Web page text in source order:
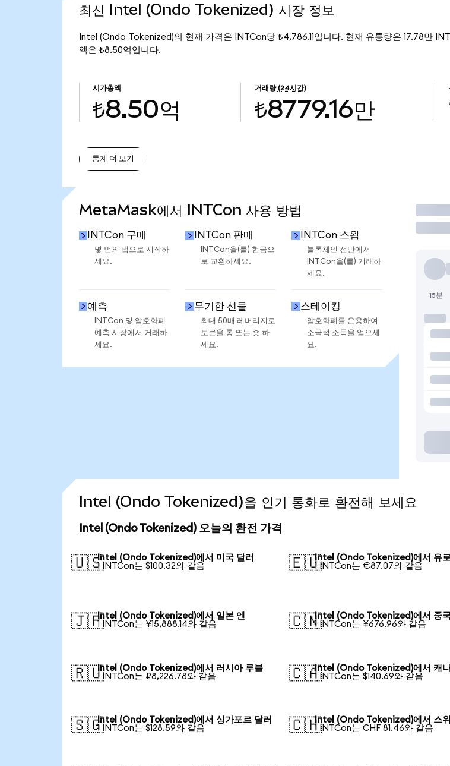
최신 Intel (Ondo Tokenized) 시장 정보
Intel (Ondo Tokenized)의 현재 가격은 INTCon당 ₺4,786.11입니다. 현재 유통량은 17.78만
액은 ₺8.50억입니다.
시가총액
₺8.50억
거래량 (24시간)
₺8779.16만
통계 더 보기
MetaMask에서 INTCon 사용 방법
INTCon 구매
몇 번의 탭으로 시작하
세요.
INTCon 판매
INTCon을(를) 현금으
로 교환하세요.
INTCon 스왑
블록체인 전반에서
INTCon을(를) 거래하
세요.
예측
INTCon 및 암호화폐
예측 시장에서 거래하
세요.
무기한 선물
최대 50배 레버리지로
토큰을 롱 또는 숏 하
세요.
스테이킹
암호화폐를 운용하여
소극적 소득을 얻으세
요.
거래
15분
Intel (Ondo Tokenized)을 인기 통화로 환전해 보세요
Intel (Ondo Tokenized) 오늘의 환전 가격
🇺🇸Intel (Ondo Tokenized)에서 미국 달러
1 INTCon는 $100.32와 같음
🇪🇺Intel (Ondo Tokenized)에서 유로
1 INTCon는 €87.07와 같음
🇯🇵Intel (Ondo Tokenized)에서 일본 엔
1 INTCon는 ¥15,888.14와 같음
🇨🇳Intel (Ondo Tokenized)에서 중
1 INTCon는 ¥676.96와 같음
🇷🇺Intel (Ondo Tokenized)에서 러시아 루블
1 INTCon는 ₽8,226.78와 같음
🇨🇦Intel (Ondo Tokenized)에서 캐
1 INTCon는 $140.69와 같음
🇸🇬Intel (Ondo Tokenized)에서 싱가포르 달러
1 INTCon는 $128.59와 같음
🇨🇭Intel (Ondo Tokenized)에서 스
1 INTCon는 CHF 81.46와 같음